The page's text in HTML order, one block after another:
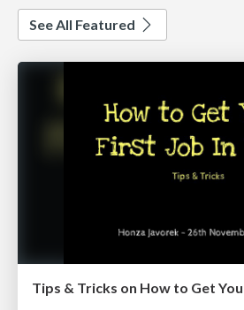
See All Featured
Tips & Tricks on How to Get